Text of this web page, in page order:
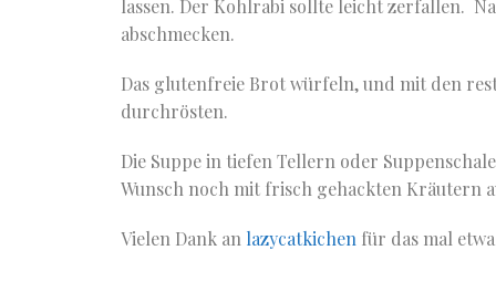
lassen. Der Kohlrabi sollte leicht zerfallen.
abschmecken.
Das glutenfreie Brot würfeln, und mit den
durchrösten.
Die Suppe in tiefen Tellern oder
Wunsch noch mit frisch gehackten Kräutern
Vielen Dank an lazycatkichen für das mal